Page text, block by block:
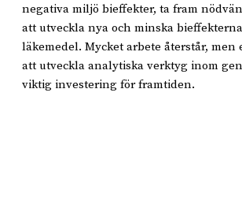
negativa miljö bieffekter, ta fram
att utveckla nya och minska
läkemedel. Mycket arbete återstår, men
att utveckla analytiska verktyg inom
viktig investering för framtiden.